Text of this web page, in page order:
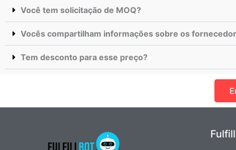
Você tem solicitação de MOQ?
Vocês compartilham informações sobre os
Tem desconto para esse preço?